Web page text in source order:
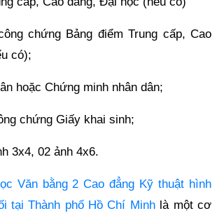
chứng Bảng điểm Trung cấp, Cao
có);
hoặc Chứng minh nhân dân;
chứng Giấy khai sinh;
3x4, 02 ảnh 4x6.
Văn bằng 2 Cao đẳng Kỹ thuật hình
tại Thành phố Hồ Chí Minhlà một cơ